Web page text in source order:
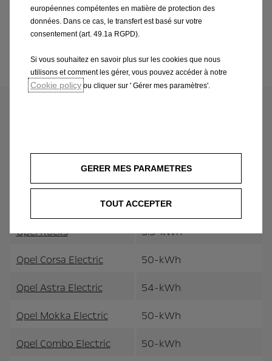
rapide influencent la durée de vie. Avec Opel, tu
bénéficies d’une garantie batterie de huit ans ou de
160 000 km sur au moins 70% de la capacité de
charge d’origine.
actuellement entre 5,5 kWh et 75 kWh.
En détail:
Opel Rocks
5.5-kWh
Opel Corsa Electric
50-kWh
Opel Astra Electric
54-kWh
Opel Mokka Electric
50-kWh
Opel Combo Electric
50-kWh
européennes compétentes en matière de protection des
données. Dans ce cas, le transfert est basé sur votre
consentement (art. 49.1a RGPD).
Si vous souhaitez en savoir plus sur les cookies que nous
utilisons et comment les gérer, vous pouvez accéder à notre
Cookie policy ou cliquer sur ' Gérer mes paramètres'.
GERER MES PARAMETRES
TOUT ACCEPTER